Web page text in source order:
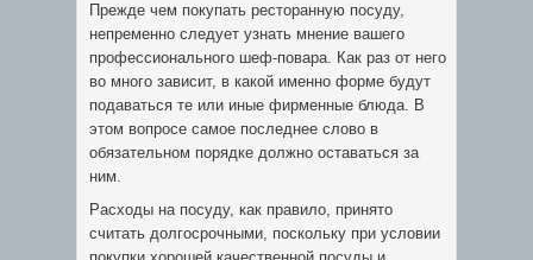
Прежде чем покупать ресторанную посуду,
непременно следует узнать мнение вашего
профессионального шеф-повара. Как раз от него
во много зависит, в какой именно форме будут
подаваться те или иные фирменные блюда. В
этом вопросе самое последнее слово в
обязательном порядке должно оставаться за
ним.
Расходы на посуду, как правило, принято
считать долгосрочными, поскольку при условии